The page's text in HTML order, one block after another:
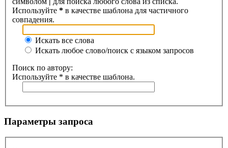
Используйте * в качестве шаблона для частичного
совпадения.
Искать все слова
Искать любое слово/поиск с языком запросов
Поиск по автору:
Используйте * в качестве шаблона.
Параметры запроса